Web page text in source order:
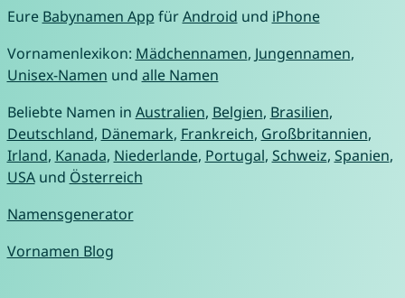
Eure Babynamen App fürAndroid und iPhone
Vornamenlexikon: Mädchennamen, Jungennamen,
Unisex-Namen und alle Namen
Beliebte Namen in Australien, Belgien, Brasilien,
Deutschland, Dänemark, Frankreich, Großbritannien,
Irland, Kanada, Niederlande, Portugal, Schweiz, Spanien,
USAund Österreich
Namensgenerator
Vornamen Blog